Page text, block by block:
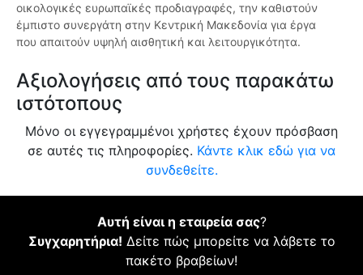
οικολογικές ευρωπαϊκές προδιαγραφές, την καθιστούν
έμπιστο συνεργάτη στην Κεντρική Μακεδονία για έργα
που απαιτούν υψηλή αισθητική και λειτουργικότητα.
Αξιολογήσεις από τους παρακάτω
ιστότοπους
Μόνο οι εγγεγραμμένοι χρήστες έχουν πρόσβαση
σε αυτές τις πληροφορίες. Κάντε κλικ εδώ για να
συνδεθείτε.
Αυτή είναι η εταιρεία σας?
Συγχαρητήρια! Δείτε πώς μπορείτε να λάβετε το
πακέτο βραβείων!